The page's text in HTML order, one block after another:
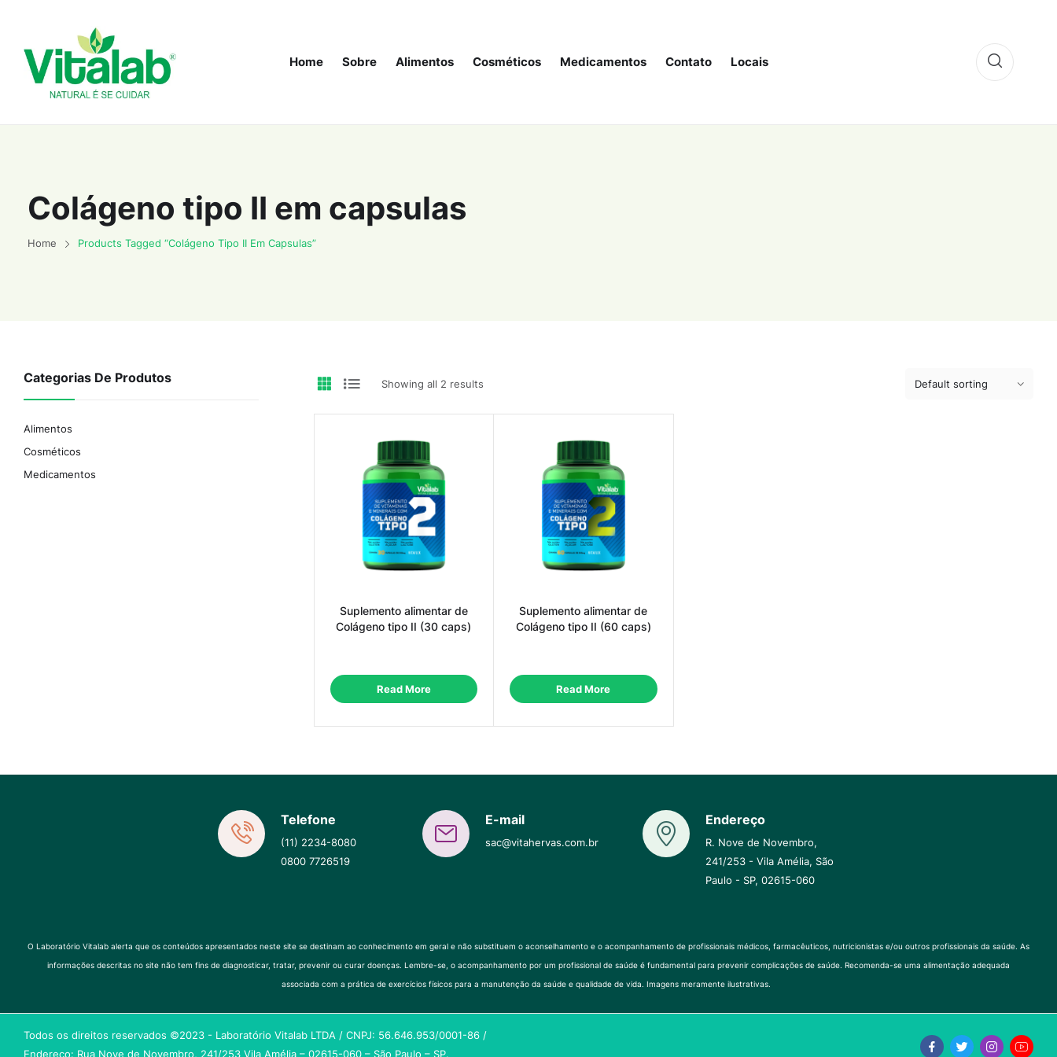
Home Sobre Alimentos Cosméticos Medicamentos Contato Locais
Colágeno tipo II em capsulas
Home Products Tagged “Colágeno Tipo II Em Capsulas”
Showing all 2 results
Suplemento alimentar de
Colágeno tipo II (30 caps)
Read More
Suplemento alimentar de
Colágeno tipo II (60 caps)
Read More
Categorias De Produtos
Alimentos
Cosméticos
Medicamentos
Telefone
(11) 2234-8080
0800 7726519
E-mail
sac@vitahervas.com.br
Endereço
R. Nove de Novembro,
241/253 - Vila Amélia, São
Paulo - SP, 02615-060
O Laboratório Vitalab alerta que os conteúdos apresentados neste site se destinam ao conhecimento em geral e não substituem o aconselhamento e o acompanhamento de profissionais médicos, farmacêuticos, nutricionistas e/ou outros profissionais da saúde. As
informações descritas no site não tem fins de diagnosticar, tratar, prevenir ou curar doenças. Lembre-se, o acompanhamento por um profissional de saúde é fundamental para prevenir complicações de saúde. Recomenda-se uma alimentação adequada
associada com a prática de exercícios físicos para a manutenção da saúde e qualidade de vida. Imagens meramente ilustrativas.
Todos os direitos reservados ©2023 - Laboratório Vitalab LTDA / CNPJ: 56.646.953/0001-86 /
Endereço: Rua Nove de Novembro, 241/253 Vila Amélia – 02615-060 – São Paulo – SP.